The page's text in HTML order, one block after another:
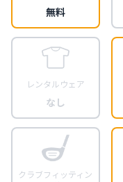
無料
レンタルウェア
なし
クラブフィッティン